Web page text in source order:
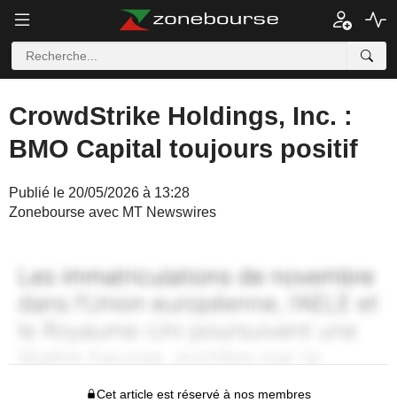
CrowdStrike Holdings, Inc. :
BMO Capital toujours positif
Publié le 20/05/2026 à 13:28
Zonebourse avec MT Newswires
Cet article est réservé à nos membres